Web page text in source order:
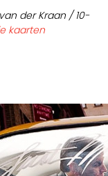
der Kraan / 10-
kaarten